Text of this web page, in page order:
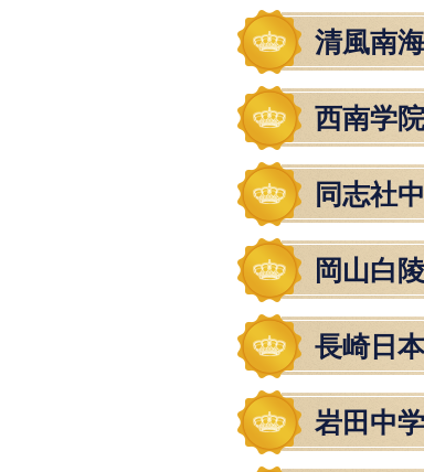
清風南
西南学
同志社
岡山白
長崎日
岩田中